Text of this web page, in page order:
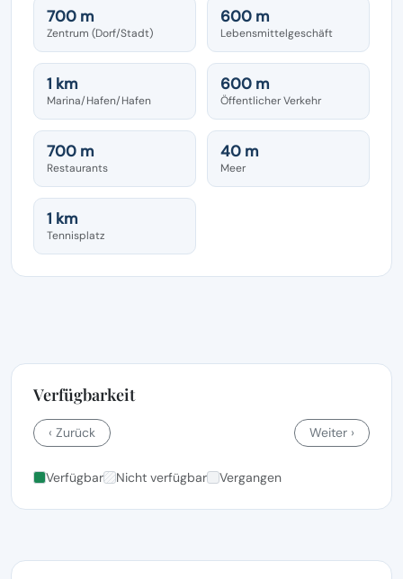
700 m
Zentrum (Dorf/Stadt)
600 m
Lebensmittelgeschäft
1 km
Marina/Hafen/Hafen
600 m
Öffentlicher Verkehr
700 m
Restaurants
40 m
Meer
1 km
Tennisplatz
Verfügbarkeit
‹ Zurück Weiter ›
Verfügbar Nicht verfügbar Vergangen